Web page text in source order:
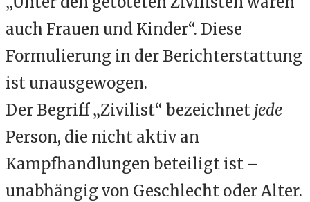
auch Frauen und Kinder“. Diese
Formulierung in der Berichterstattung
ist unausgewogen.
Der Begriff „Zivilist“ bezeichnet jede
Person, die nicht aktiv an
Kampfhandlungen beteiligt ist –
unabhängig von Geschlecht oder Alter.